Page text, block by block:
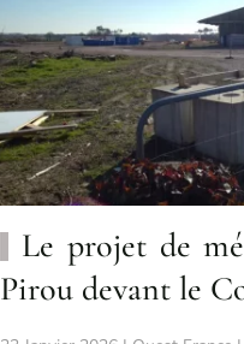
Le projet de
Pirou devant le